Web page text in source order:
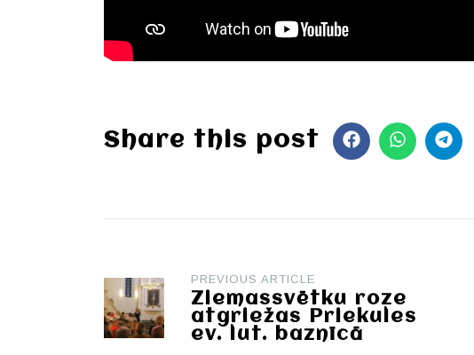
Share this post
Post
navigation
PREVIOUS ARTICLE
Ziemassvētku roze
atgriežas Priekules
ev. lut. baznīcā